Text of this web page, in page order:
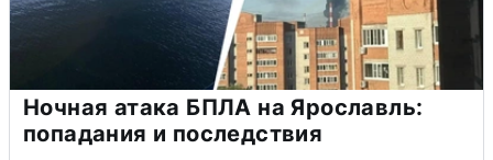
Ночная атака БПЛА на Ярославль:
попадания и последствия